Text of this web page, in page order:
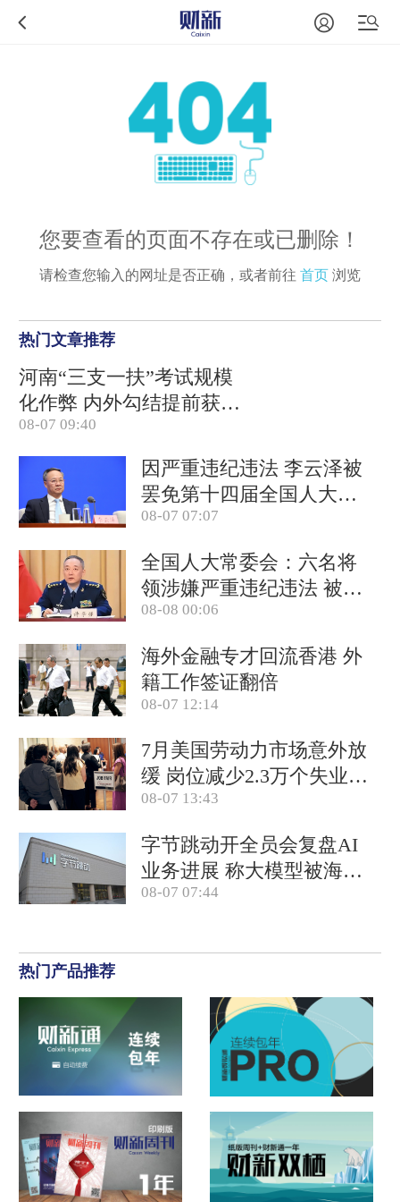
您要查看的页面不存在或已删除！
请检查您输入的网址是否正确，或者前往 首页 浏览
热门文章推荐
河南“三支一扶”考试规模
化作弊 内外勾结提前获取
试卷
08-07 09:40
因严重违纪违法 李云泽被
罢免第十四届全国人大代
表职务
08-07 07:07
全国人大常委会：六名将
领涉嫌严重违纪违法 被罢
免全国人大代表
08-08 00:06
海外金融专才回流香港 外
籍工作签证翻倍
08-07 12:14
7月美国劳动力市场意外放
缓 岗位减少2.3万个失业率
降至4.1%
08-07 13:43
字节跳动开全员会复盘AI
业务进展 称大模型被海外
竞对拉开差距
08-07 07:44
热门产品推荐